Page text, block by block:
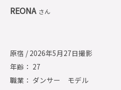
REONA さん
原宿 / 2026年5月27日撮影
年齢： 27
職業： ダンサー モデル